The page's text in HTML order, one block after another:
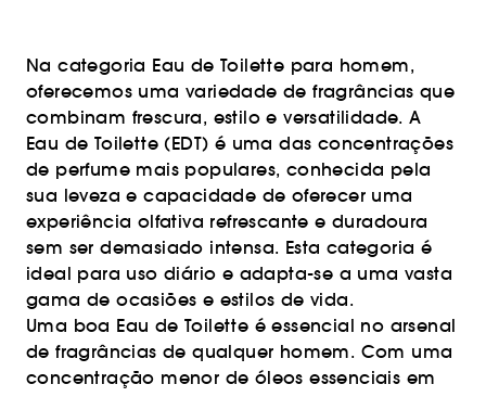
Na categoria Eau de Toilette para homem,
oferecemos uma variedade de fragrâncias que
combinam frescura, estilo e versatilidade. A
Eau de Toilette (EDT) é uma das concentrações
de perfume mais populares, conhecida pela
sua leveza e capacidade de oferecer uma
experiência olfativa refrescante e duradoura
sem ser demasiado intensa. Esta categoria é
ideal para uso diário e adapta-se a uma vasta
gama de ocasiões e estilos de vida.
Uma boa Eau de Toilette é essencial no arsenal
de fragrâncias de qualquer homem. Com uma
concentração menor de óleos essenciais em